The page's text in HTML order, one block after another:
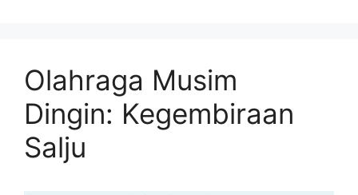
Olahraga Musim
Dingin: Kegembiraan
Salju